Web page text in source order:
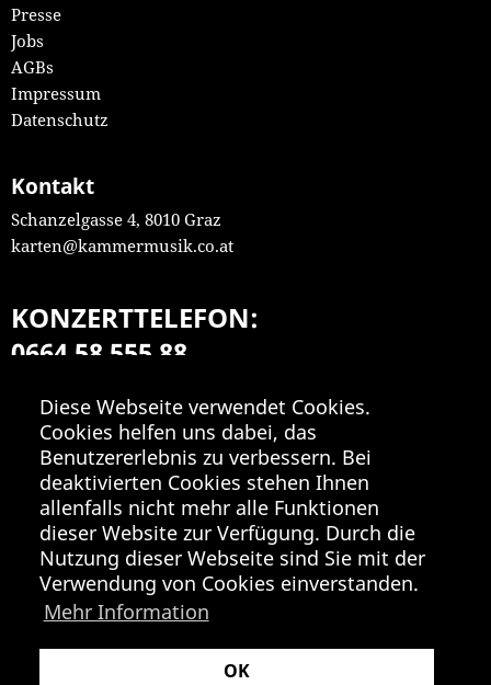
Diese Webseite verwendet Cookies.
Cookies helfen uns dabei, das
Benutzererlebnis zu verbessern. Bei
deaktivierten Cookies stehen Ihnen
allenfalls nicht mehr alle Funktionen
dieser Website zur Verfügung. Durch die
Nutzung dieser Webseite sind Sie mit der
Verwendung von Cookies einverstanden.
Mehr Information
OK
Presse
Jobs
AGBs
Impressum
Datenschutz
Kontakt
Schanzelgasse 4, 8010 Graz
karten@kammermusik.co.at
KONZERTTELEFON:
0664 58 555 88
Mo-Fr 9:00-18:00